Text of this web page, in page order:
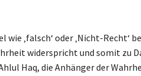
‚falsch‘ oder ‚Nicht-Recht‘
widerspricht und somit zu
Haq, die Anhänger der